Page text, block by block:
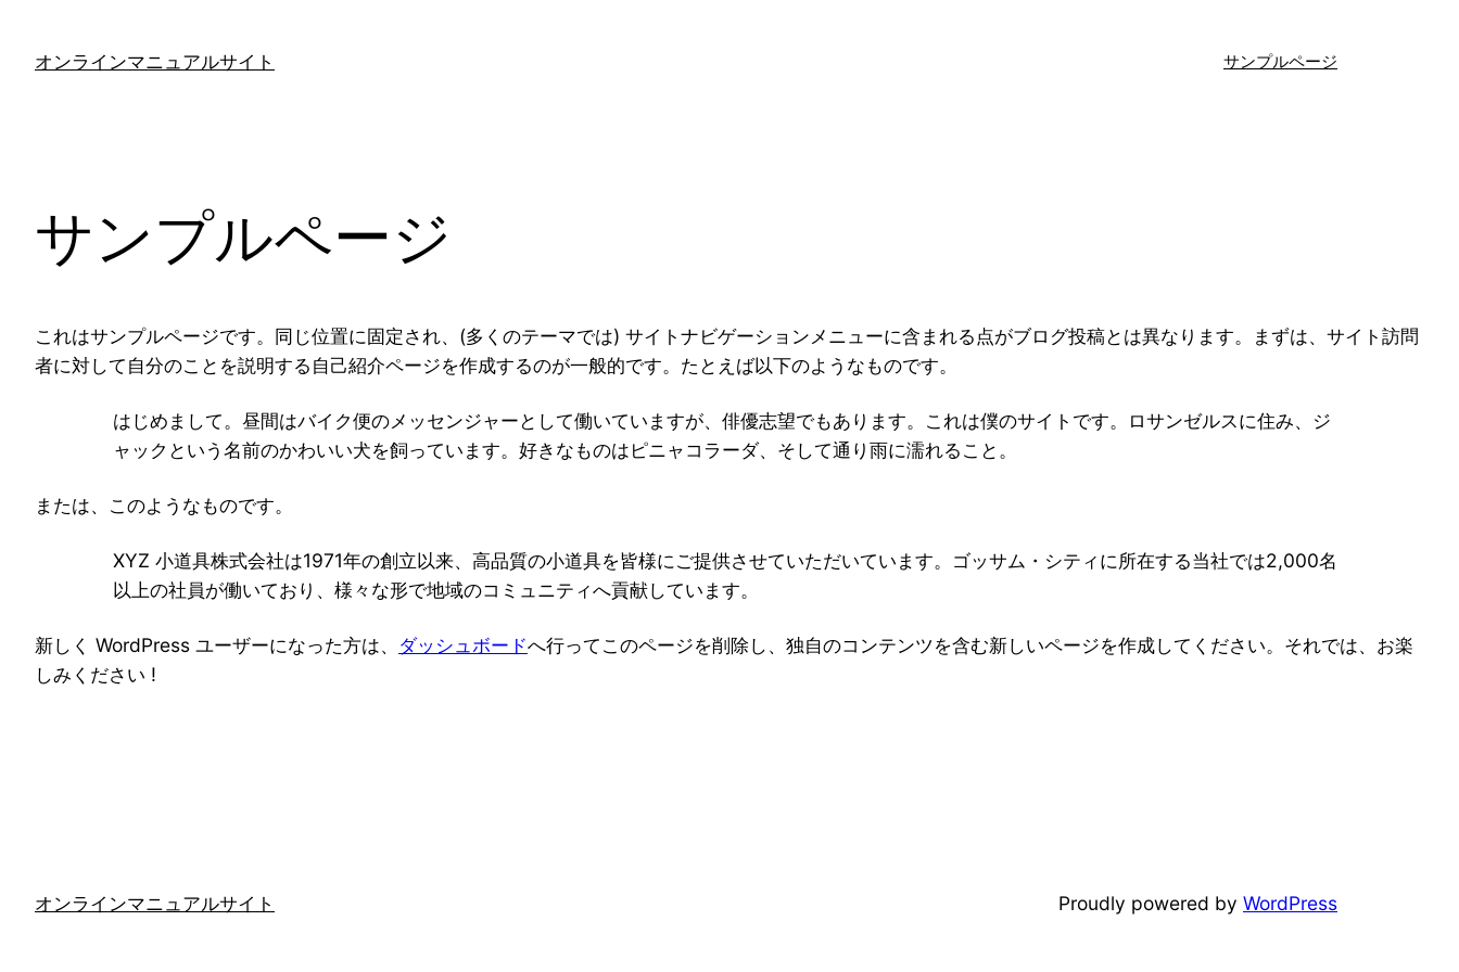
オンラインマニュアルサイト サンプルページ
サンプルページ
これはサンプルページです。同じ位置に固定され、(多くのテーマでは) サイトナビゲーションメニューに含まれる点がブログ投稿とは異なります。まずは、サイト訪問
者に対して自分のことを説明する自己紹介ページを作成するのが一般的です。たとえば以下のようなものです。
はじめまして。昼間はバイク便のメッセンジャーとして働いていますが、俳優志望でもあります。これは僕のサイトです。ロサンゼルスに住み、ジ
ャックという名前のかわいい犬を飼っています。好きなものはピニャコラーダ、そして通り雨に濡れること。
または、このようなものです。
XYZ 小道具株式会社は1971年の創立以来、高品質の小道具を皆様にご提供させていただいています。ゴッサム・シティに所在する当社では2,000名
以上の社員が働いており、様々な形で地域のコミュニティへ貢献しています。
新しく WordPress ユーザーになった方は、 ダッシュボードへ行ってこのページを削除し、独自のコンテンツを含む新しいページを作成してください。それでは、お楽
しみください !
オンラインマニュアルサイト Proudly powered by WordPress